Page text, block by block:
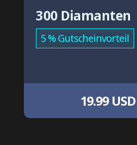
300 Diamanten
5 % Gutscheinvorteil
19.99 USD